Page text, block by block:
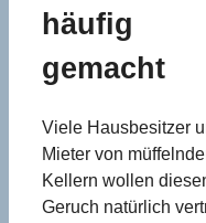
häufig
gemacht
Viele Hausbesitzer
Mieter von
Kellern wollen
Geruch natürlich